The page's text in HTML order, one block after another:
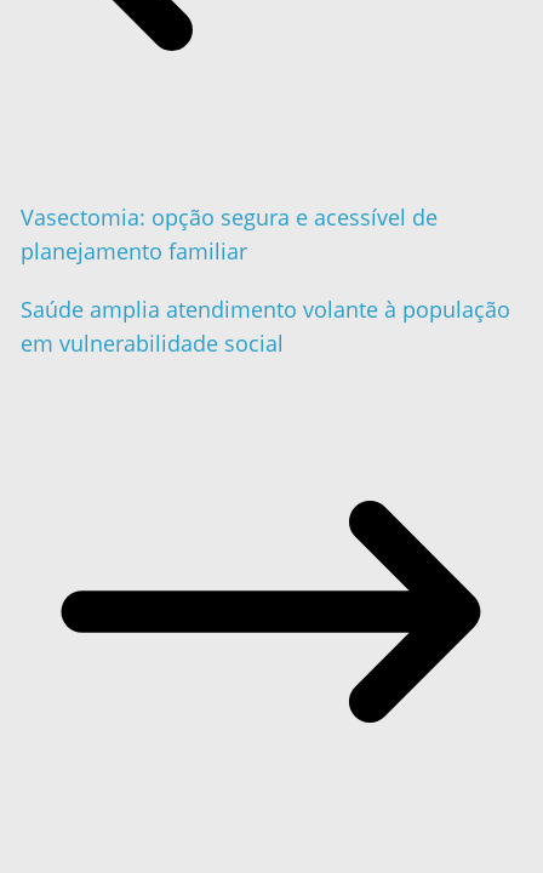
Vasectomia: opção segura e acessível de
planejamento familiar
Saúde amplia atendimento volante à população
em vulnerabilidade social